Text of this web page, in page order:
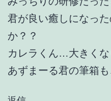
君が良い癒しになっ
か？？
カレラくん…大きくな
あずまーる君の筆箱